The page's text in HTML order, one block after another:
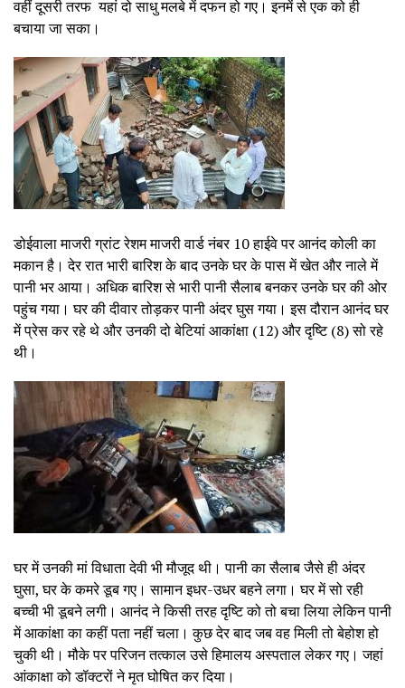
वहीं दूसरी तरफ यहां दो साधु मलबे में दफन हो गए। इनमें से एक को ही
बचाया जा सका।
डोईवाला माजरी ग्रांट रेशम माजरी वार्ड नंबर 10 हाईवे पर आनंद कोली का
मकान है। देर रात भारी बारिश के बाद उनके घर के पास में खेत और नाले में
पानी भर आया। अधिक बारिश से भारी पानी सैलाब बनकर उनके घर की ओर
पहुंच गया। घर की दीवार तोड़कर पानी अंदर घुस गया। इस दौरान आनंद घर
में प्रेस कर रहे थे और उनकी दो बेटियां आकांक्षा (12) और दृष्टि (8) सो रहे
थी।
घर में उनकी मां विधाता देवी भी मौजूद थी। पानी का सैलाब जैसे ही अंदर
घुसा, घर के कमरे डूब गए। सामान इधर-उधर बहने लगा। घर में सो रही
बच्ची भी डूबने लगी। आनंद ने किसी तरह दृष्टि को तो बचा लिया लेकिन पानी
में आकांक्षा का कहीं पता नहीं चला। कुछ देर बाद जब वह मिली तो बेहोश हो
चुकी थी। मौके पर परिजन तत्काल उसे हिमालय अस्पताल लेकर गए। जहां
आंकाक्षा को डॉक्टरों ने मृत घोषित कर दिया।